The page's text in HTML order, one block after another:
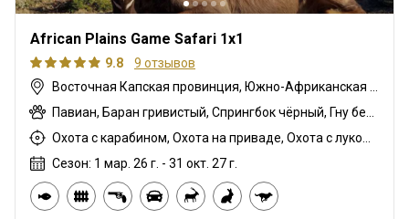
African Plains Game Safari 1x1
9.8
9 отзывов
Сезон: 1 мар. 26 г. - 31 окт. 27 г.